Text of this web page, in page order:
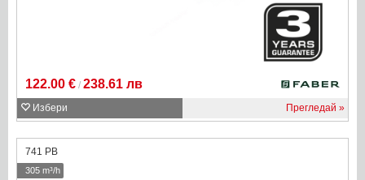
122.00 € / 238.61 лв
Избери Прегледай
741 PB
305 m³/h